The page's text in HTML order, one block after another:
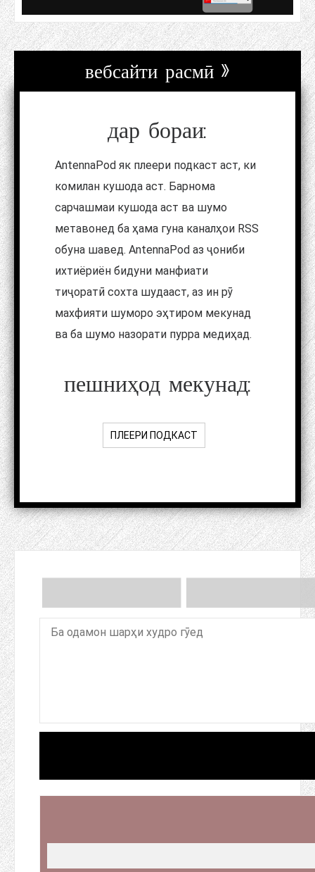
вебсайти расмӣ »
дар бораи:
AntennaPod як плеери подкаст аст, ки
комилан кушода аст. Барнома
сарчашмаи кушода аст ва шумо
метавонед ба ҳама гуна каналҳои RSS
обуна шавед. AntennaPod аз ҷониби
ихтиёриён бидуни манфиати
тиҷоратӣ сохта шудааст, аз ин рӯ
махфияти шуморо эҳтиром мекунад
ва ба шумо назорати пурра медиҳад.
пешниҳод мекунад:
ПЛЕЕРИ ПОДКАСТ